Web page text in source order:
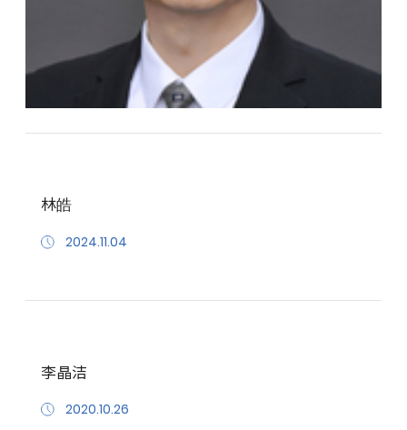
林皓
2024.11.04
李晶洁
2020.10.26